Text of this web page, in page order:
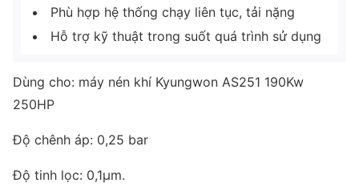
Phù hợp hệ thống chạy liên tục, tải nặng
Hỗ trợ kỹ thuật trong suốt quá trình sử dụng
Dùng cho: máy nén khí Kyungwon AS251 190Kw
250HP
Độ chênh áp: 0,25 bar
Độ tinh lọc: 0,1μm.